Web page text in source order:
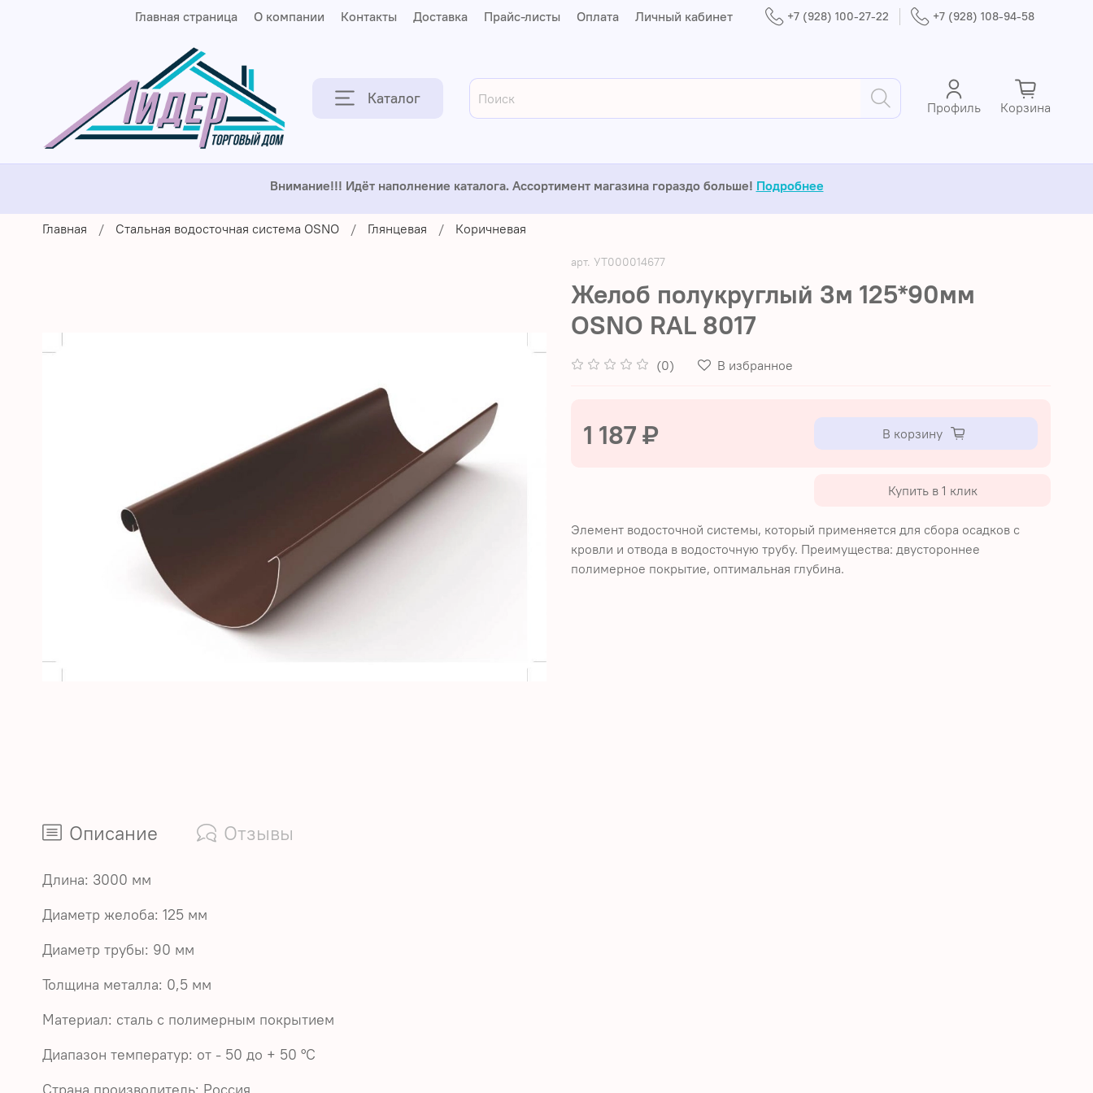
Главная страница О компании Контакты Доставка Прайс-листы Оплата Личный кабинет +7 (928) 100-27-22 +7 (928) 108-94-58
Каталог Профиль Корзина
Внимание!!! Идёт наполнение каталога. Ассортимент магазина гораздо больше! Подробнее
Главная Стальная водосточная система OSNO Глянцевая Коричневая
арт. УТ000014677
Желоб полукруглый 3м 125*90мм
OSNO RAL 8017
(0) В избранное
1 187 ₽ В корзину
Купить в 1 клик
Элемент водосточной системы, который применяется для сбора осадков с
кровли и отвода в водосточную трубу. Преимущества: двустороннее
полимерное покрытие, оптимальная глубина.
Описание Отзывы
Длина: 3000 мм
Диаметр желоба: 125 мм
Диаметр трубы: 90 мм
Толщина металла: 0,5 мм
Материал: сталь с полимерным покрытием
Диапазон температур: от - 50 до + 50 °С
Страна производитель: Россия